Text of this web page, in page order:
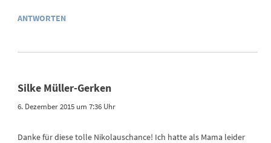
ANTWORTEN
Silke Müller-Gerken
6. Dezember 2015 um 7:36 Uhr
Danke für diese tolle Nikolauschance! Ich hatte als Mama leider